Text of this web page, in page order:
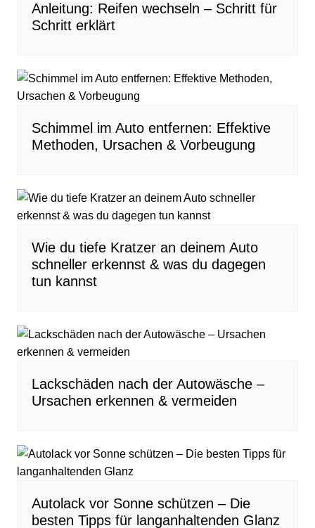
Anleitung: Reifen wechseln – Schritt für
Schritt erklärt
Schimmel im Auto entfernen: Effektive
Methoden, Ursachen & Vorbeugung
Wie du tiefe Kratzer an deinem Auto
schneller erkennst & was du dagegen
tun kannst
Lackschäden nach der Autowäsche –
Ursachen erkennen & vermeiden
Autolack vor Sonne schützen – Die
besten Tipps für langanhaltenden Glanz